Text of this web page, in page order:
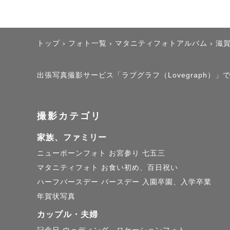
撮影前に
トップ › フォト一覧 › マタニティフォトアルバム › 滋
出張写真撮影サービス「ラブグラフ（Lovegraph）」
撮影カテゴリ
家族、ファミリー
ニューボーンフォト お宮参り 七五三
マタニティフォト
お食い初め、百日祝い
ハーフバースデー バースデー
入園卒園、入学卒業
年賀状写真
カップル・夫婦